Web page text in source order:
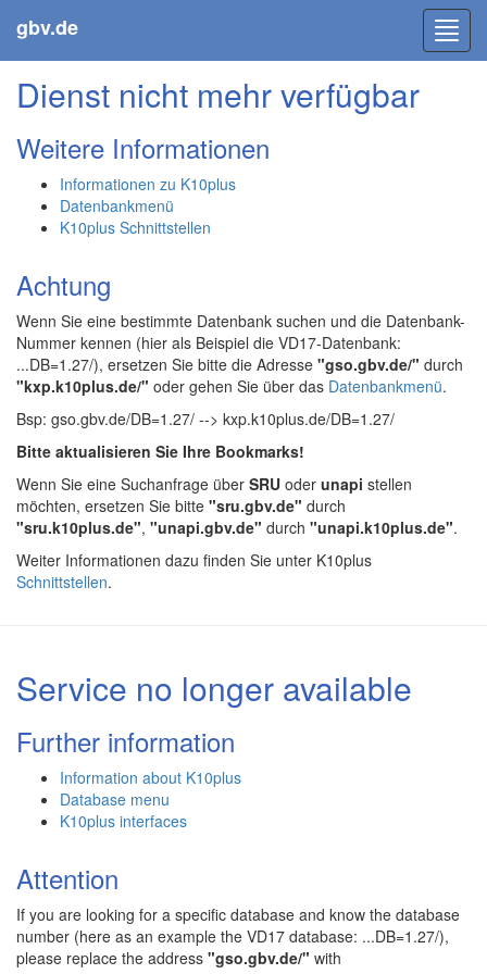
gbv.de
Dienst nicht mehr verfügbar
Weitere Informationen
Informationen zu K10plus
Datenbankmenü
K10plus Schnittstellen
Achtung
Wenn Sie eine bestimmte Datenbank suchen und die Datenbank-
Nummer kennen (hier als Beispiel die VD17-Datenbank:
...DB=1.27/), ersetzen Sie bitte die Adresse "gso.gbv.de/" durch
"kxp.k10plus.de/" oder gehen Sie über das Datenbankmenü.
Bsp: gso.gbv.de/DB=1.27/ --> kxp.k10plus.de/DB=1.27/
Bitte aktualisieren Sie Ihre Bookmarks!
Wenn Sie eine Suchanfrage über SRU oder unapi stellen
möchten, ersetzen Sie bitte "sru.gbv.de" durch
"sru.k10plus.de", "unapi.gbv.de" durch "unapi.k10plus.de".
Weiter Informationen dazu finden Sie unter K10plus
Schnittstellen.
Service no longer available
Further information
Information about K10plus
Database menu
K10plus interfaces
Attention
If you are looking for a specific database and know the database
number (here as an example the VD17 database: ...DB=1.27/),
please replace the address "gso.gbv.de/" with